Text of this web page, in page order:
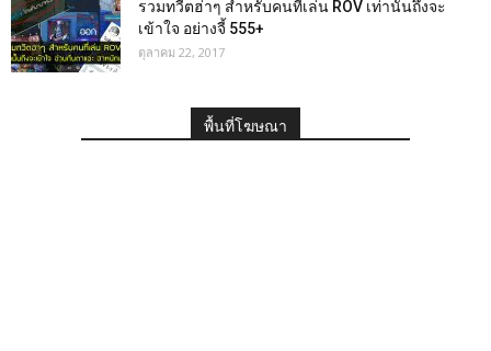
รวมทวีตฮ่าๆ สำหรับคนที่เล่น ROV เท่านั้นถึงจะ
เข้าใจ อย่างจี้ 555+
ตุลาคม 22, 2017
พื้นที่โฆษณา